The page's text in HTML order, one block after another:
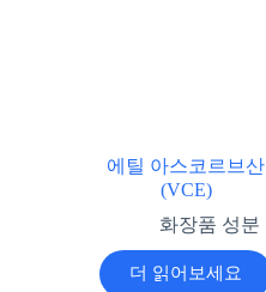
에틸 아스코르브산
(VCE)
화장품 성분
더 읽어보세요